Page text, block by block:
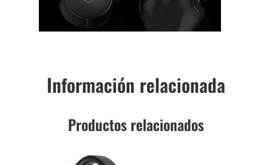
Información relacionada
Productos relacionados